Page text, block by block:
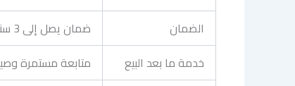
الضمان
ضمان يصل إلى 3 سنوات ضد عيوب الصناعة والتركيب.
خدمة ما بعد البيع
متابعة مستمرة